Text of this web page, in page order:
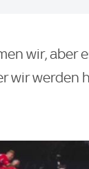
wir, aber
wir